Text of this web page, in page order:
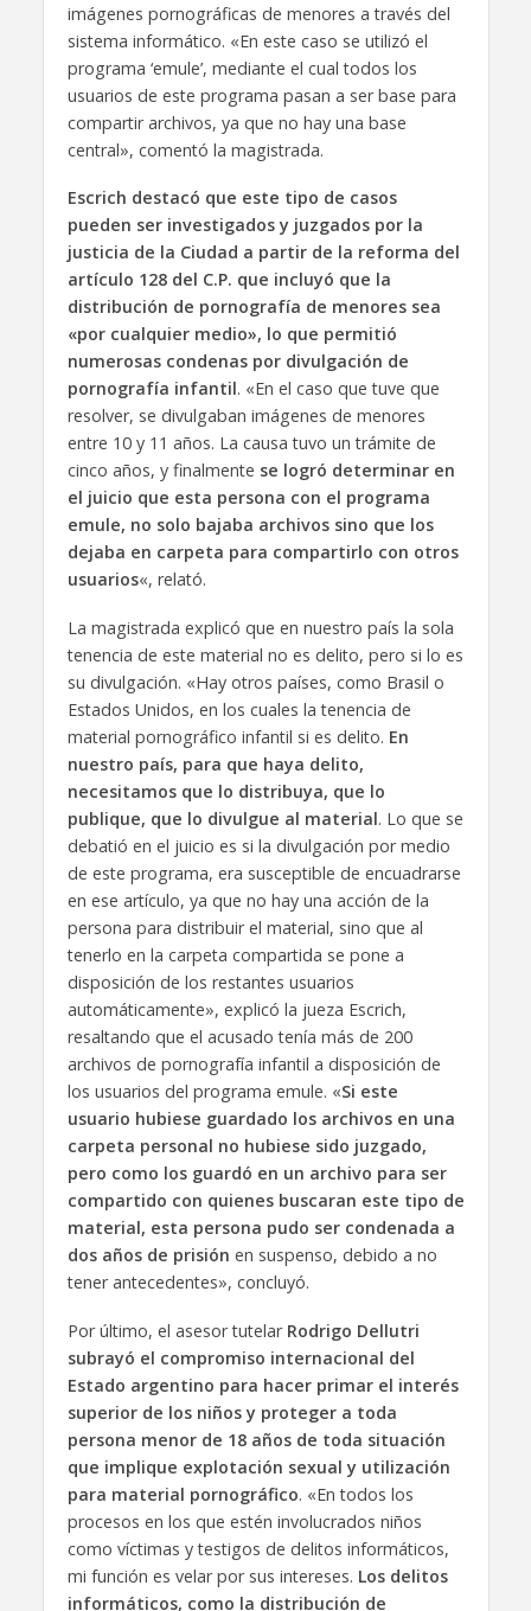
imágenes pornográficas de menores a través del
sistema informático. «En este caso se utilizó el
programa ‘emule’, mediante el cual todos los
usuarios de este programa pasan a ser base para
compartir archivos, ya que no hay una base
central», comentó la magistrada.
Escrich destacó que este tipo de casos
pueden ser investigados y juzgados por la
justicia de la Ciudad a partir de la reforma del
artículo 128 del C.P. que incluyó que la
distribución de pornografía de menores sea
«por cualquier medio», lo que permitió
numerosas condenas por divulgación de
pornografía infantil. «En el caso que tuve que
resolver, se divulgaban imágenes de menores
entre 10 y 11 años. La causa tuvo un trámite de
cinco años, y finalmente se logró determinar en
el juicio que esta persona con el programa
emule, no solo bajaba archivos sino que los
dejaba en carpeta para compartirlo con otros
usuarios«, relató.
La magistrada explicó que en nuestro país la sola
tenencia de este material no es delito, pero si lo es
su divulgación. «Hay otros países, como Brasil o
Estados Unidos, en los cuales la tenencia de
material pornográfico infantil si es delito. En
nuestro país, para que haya delito,
necesitamos que lo distribuya, que lo
publique, que lo divulgue al material. Lo que se
debatió en el juicio es si la divulgación por medio
de este programa, era susceptible de encuadrarse
en ese artículo, ya que no hay una acción de la
persona para distribuir el material, sino que al
tenerlo en la carpeta compartida se pone a
disposición de los restantes usuarios
automáticamente», explicó la jueza Escrich,
resaltando que el acusado tenía más de 200
archivos de pornografía infantil a disposición de
los usuarios del programa emule. «Si este
usuario hubiese guardado los archivos en una
carpeta personal no hubiese sido juzgado,
pero como los guardó en un archivo para ser
compartido con quienes buscaran este tipo de
material, esta persona pudo ser condenada a
dos años de prisión en suspenso, debido a no
tener antecedentes», concluyó.
Por último, el asesor tutelar Rodrigo Dellutri
subrayó el compromiso internacional del
Estado argentino para hacer primar el interés
superior de los niños y proteger a toda
persona menor de 18 años de toda situación
que implique explotación sexual y utilización
para material pornográfico. «En todos los
procesos en los que estén involucrados niños
como víctimas y testigos de delitos informáticos,
mi función es velar por sus intereses. Los delitos
informáticos, como la distribución de